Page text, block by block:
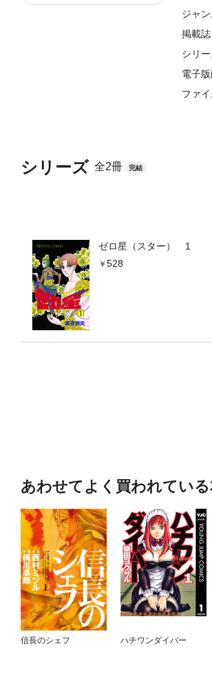
シリーズ 全2冊 完結
ゼロ星（スター） 1
528
ジャ
掲載誌
シリ
電子
ファ
あわせてよく買われてい
信長のシェフ ハチワンダイバー